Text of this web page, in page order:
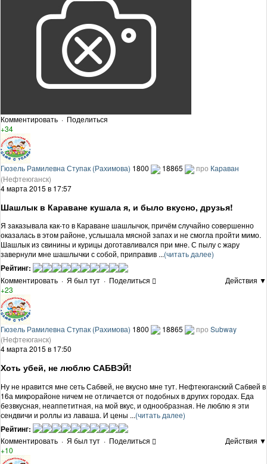
Комментировать · Поделиться
+34
Гюзель Рамилевна Ступак (Рахимова) 1800 18865 про Караван
(Нефтеюганск)
4 марта 2015 в 17:57
Шашлык в Караване кушала я, и было вкусно, друзья!
Я заказывала как-то в Караване шашлычок, причём случайно совершенно
оказалась в этом районе, услышала мясной запах и не смогла пройти мимо.
Шашлык из свинины и курицы доготавливался при мне. С пылу с жару
завернули мне шашлычки с собой, приправив ...(читать далее)
Рейтинг:
Комментировать · Я был тут · Поделиться
Действия ▼
+23
Гюзель Рамилевна Ступак (Рахимова) 1800 18865 про Subway
(Нефтеюганск)
4 марта 2015 в 17:50
Хоть убей, не люблю САБВЭЙ!
Ну не нравится мне сеть Сабвей, не вкусно мне тут. Нефтеюганский Сабвей в
16а микрорайоне ничем не отличается от подобных в других городах. Еда
безвкусная, неаппетитная, на мой вкус, и однообразная. Не люблю я эти
сендвичи и роллы из лаваша. И цены ...(читать далее)
Рейтинг:
Комментировать · Я был тут · Поделиться
Действия ▼
+10